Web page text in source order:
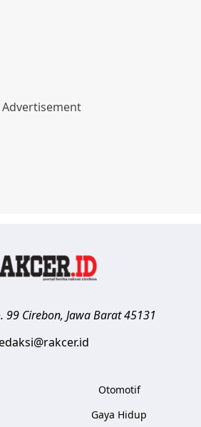
99 Cirebon, Jawa Barat 45131
Otomotif
Gaya Hidup